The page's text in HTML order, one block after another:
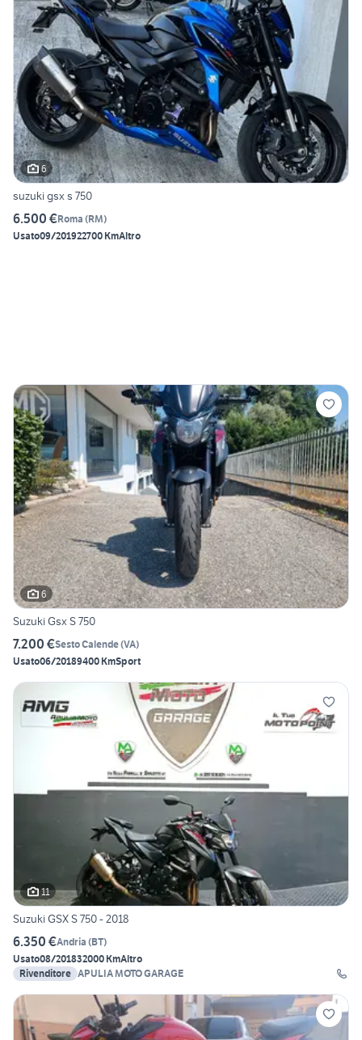
6
suzuki gsx s 750
6.500 €Roma (RM)
Usato09/201922700 KmAltro
6
Suzuki Gsx S 750
7.200 €Sesto Calende(VA)
Usato06/20189400 KmSport
11
Suzuki GSX S 750 - 2018
6.350 €Andria (BT)
Usato08/201832000 KmAltro
Rivenditore APULIA MOTO GARAGE